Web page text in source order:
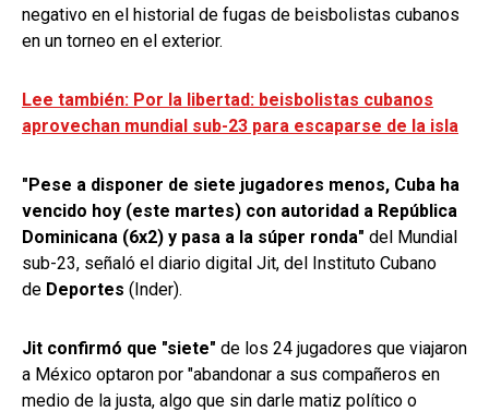
negativo en el historial de fugas de beisbolistas cubanos
en un torneo en el exterior.
Lee también: Por la libertad: beisbolistas cubanos
aprovechan mundial sub-23 para escaparse de la isla
"Pese a disponer de siete jugadores menos, Cuba ha
vencido hoy (este martes) con autoridad a República
Dominicana (6x2) y pasa a la súper ronda" del Mundial
sub-23, señaló el diario digital Jit, del Instituto Cubano
de Deportes (Inder).
Jit confirmó que "siete" de los 24 jugadores que viajaron
a México optaron por "abandonar a sus compañeros en
medio de la justa, algo que sin darle matiz político o